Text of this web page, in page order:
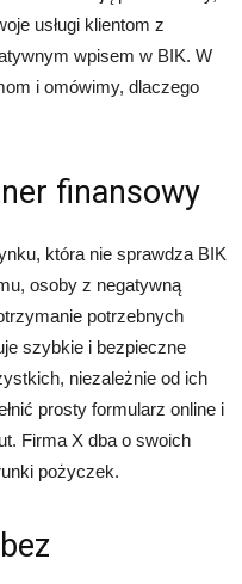
usługi klientom z
wpisem w BIK. W
i omówimy, dlaczego
finansowy
która nie sprawdza BIK
osoby z negatywną
potrzebnych
szybkie i bezpieczne
niezależnie od ich
prosty formularz online i
Firma X dba o swoich
pożyczek.